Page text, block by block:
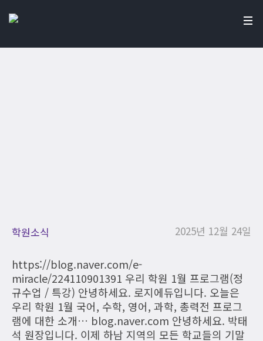
2025년 12월 24일
학원소식
https://blog.naver.com/e-
miracle/224110901391 우리 학원 1월 프로그램(정
규수업 / 특강) 안녕하세요. 로지에듀입니다. 오늘은
우리 학원 1월 국어, 수학, 영어, 과학, 총력전 프로그
램에 대한 소개… blog.naver.com 안녕하세요. 박태
석 원장입니다. 이제 하남 지역의 모든 학교들의 기말